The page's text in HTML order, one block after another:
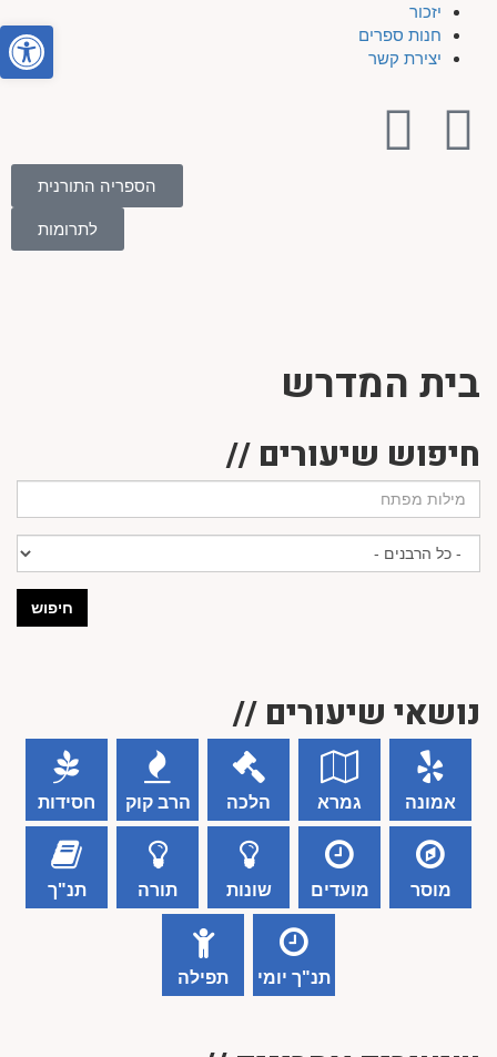
יזכור
חנות ספרים
יצירת קשר
הספריה התורנית
לתרומות
בית המדרש
חיפוש שיעורים //
חיפוש
נושאי שיעורים //
אמונה גמרא הלכה הרב קוק חסידות
מוסר מועדים שונות תורה תנ"ך
תנ"ך יומי תפילה
פתח